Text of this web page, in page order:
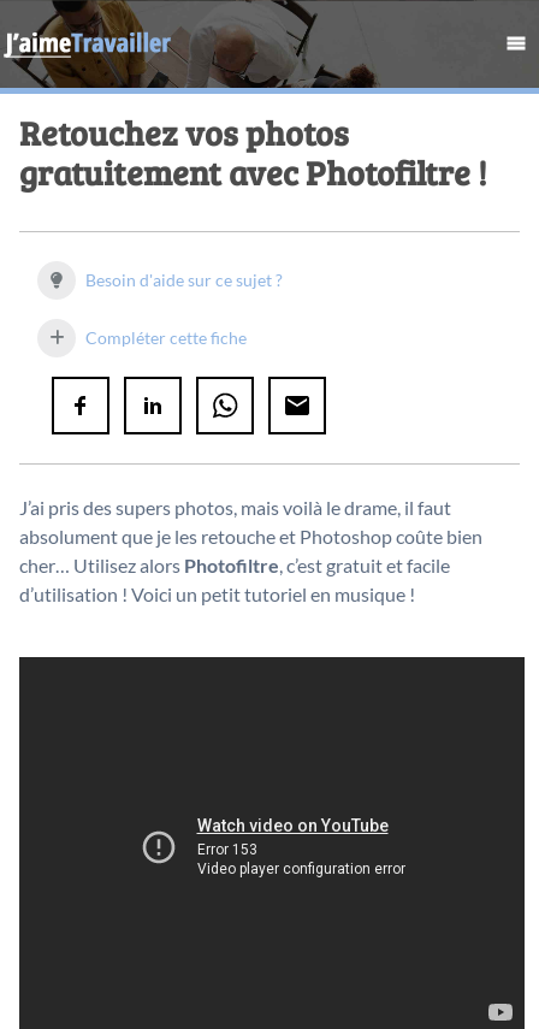
Retouchez vos photos
gratuitement avec Photofiltre !
Besoin d'aide sur ce sujet ?
Compléter cette fiche
J’ai pris des supers photos, mais voilà le drame, il faut
absolument que je les retouche et Photoshop coûte bien
cher… Utilisez alors Photofiltre, c’est gratuit et facile
d’utilisation ! Voici un petit tutoriel en musique !